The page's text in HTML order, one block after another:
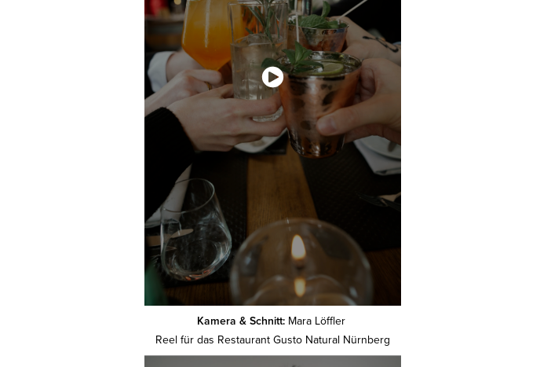
Kamera & Schnitt: Mara Löffler
Reel für das Restaurant Gusto Natural Nürnberg